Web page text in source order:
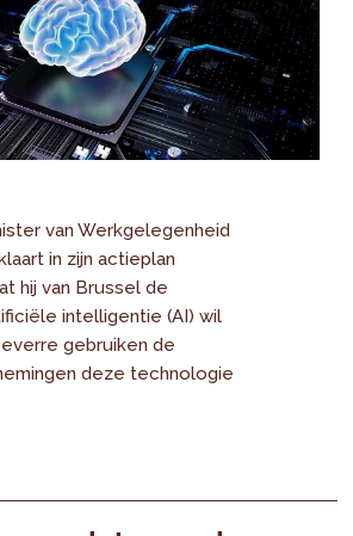
van Werkgelegenheid
in zijn actieplan
hij van Brussel de
intelligentie (AI) wil
gebruiken de
deze technologie